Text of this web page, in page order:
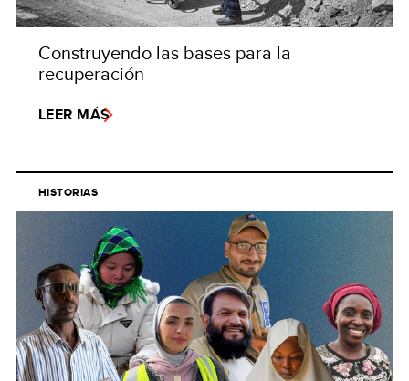
Construyendo las bases para la
recuperación
LEER MÁS
HISTORIAS